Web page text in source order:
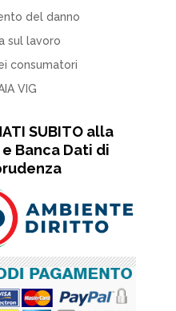
del danno
sul lavoro
consumatori
VIG
SUBITO alla
Banca Dati di